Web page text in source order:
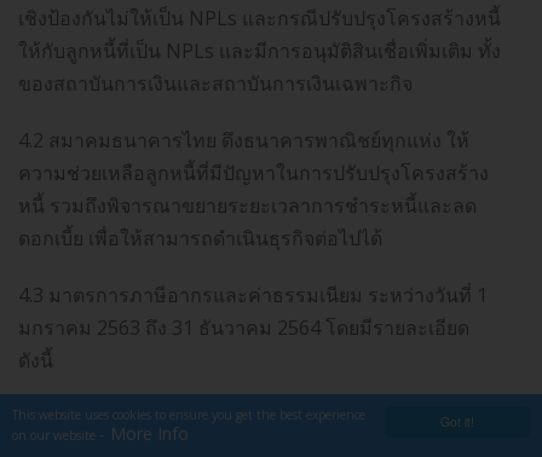
Got it!
This website uses cookies to ensure you get the best experience
on our website - More Info
เชิงป้องกันไม่ให้เป็น NPLs และกรณีปรับปรุงโครงสร้างหนี้
ให้กับลูกหนี้ที่เป็น NPLs และมีการอนุมัติสินเชื่อเพิ่มเติม ทั้ง
ของสถาบันการเงินและสถาบันการเงินเฉพาะกิจ
4.2 สมาคมธนาคารไทย ดึงธนาคารพาณิชย์ทุกแห่ง ให้
ความช่วยเหลือลูกหนี้ที่มีปัญหาในการปรับปรุงโครงสร้าง
หนี้ รวมถึงพิจารณาขยายระยะเวลาการชำระหนี้และลด
ดอกเบี้ย เพื่อให้สามารถดำเนินธุรกิจต่อไปได้
4.3 มาตรการภาษีอากรและค่าธรรมเนียม ระหว่างวันที่ 1
มกราคม 2563 ถึง 31 ธันวาคม 2564 โดยมีรายละเอียด
ดังนี้
1) ยกเว้นภาษีเงินได้ให้แก่ลูกหนี้ สำหรับเงินได้ที่ได้รับจาก